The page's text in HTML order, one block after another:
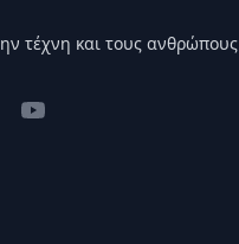
τέχνη και τους ανθρώπους
YouTube